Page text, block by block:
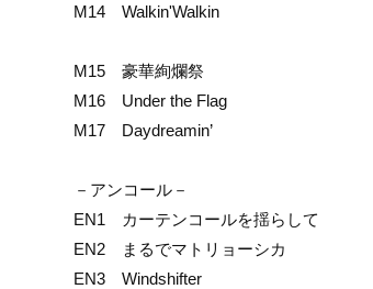
M14 Walkin'Walkin
M15 豪華絢爛祭
M16 Under the Flag
M17 Daydreamin’
－アンコール－
EN1 カーテンコールを揺らして
EN2 まるでマトリョーシカ
EN3 Windshifter